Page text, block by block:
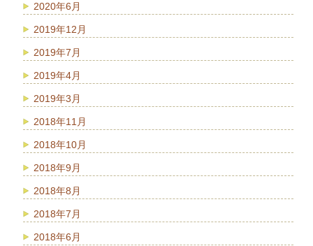
2020年6月
2019年12月
2019年7月
2019年4月
2019年3月
2018年11月
2018年10月
2018年9月
2018年8月
2018年7月
2018年6月